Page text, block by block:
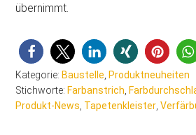
übernimmt.
Kategorie:Baustelle ,Produktneuheiten
Stichworte:Farbanstrich ,
Produkt-News Tapetenkleister ,